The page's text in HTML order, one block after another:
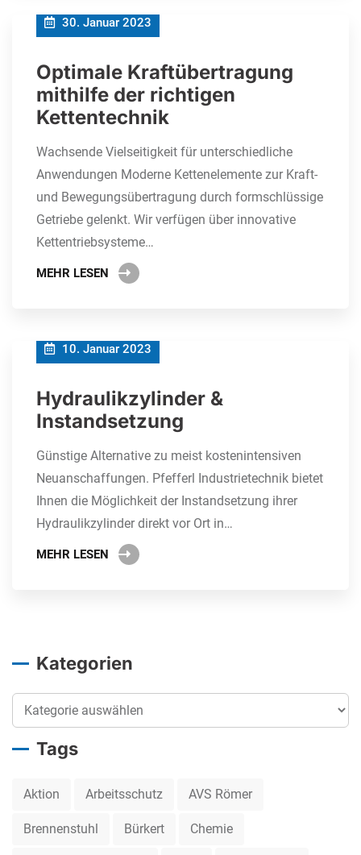
30. Januar 2023
Optimale Kraftübertragung
mithilfe der richtigen
Kettentechnik
Wachsende Vielseitigkeit für unterschiedliche
Anwendungen Moderne Kettenelemente zur Kraft-
und Bewegungsübertragung durch formschlüssige
Getriebe gelenkt. Wir verfügen über innovative
Kettentriebsysteme…
MEHR LESEN
10. Januar 2023
Hydraulikzylinder &
Instandsetzung
Günstige Alternative zu meist kostenintensiven
Neuanschaffungen. Pfefferl Industrietechnik bietet
Ihnen die Möglichkeit der Instandsetzung ihrer
Hydraulikzylinder direkt vor Ort in…
MEHR LESEN
Kategorien
Kategorien
Tags
Aktion Arbeitsschutz AVS Römer
Brennenstuhl Bürkert Chemie